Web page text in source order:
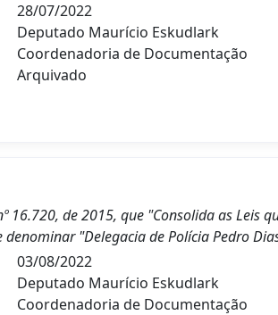
28/07/2022
Deputado Maurício Eskudlark
Coordenadoria de Documentação
Arquivado
16.720, de 2015, que "Consolida as Leis
"Delegacia de Polícia Pedro
03/08/2022
Deputado Maurício Eskudlark
Coordenadoria de Documentação